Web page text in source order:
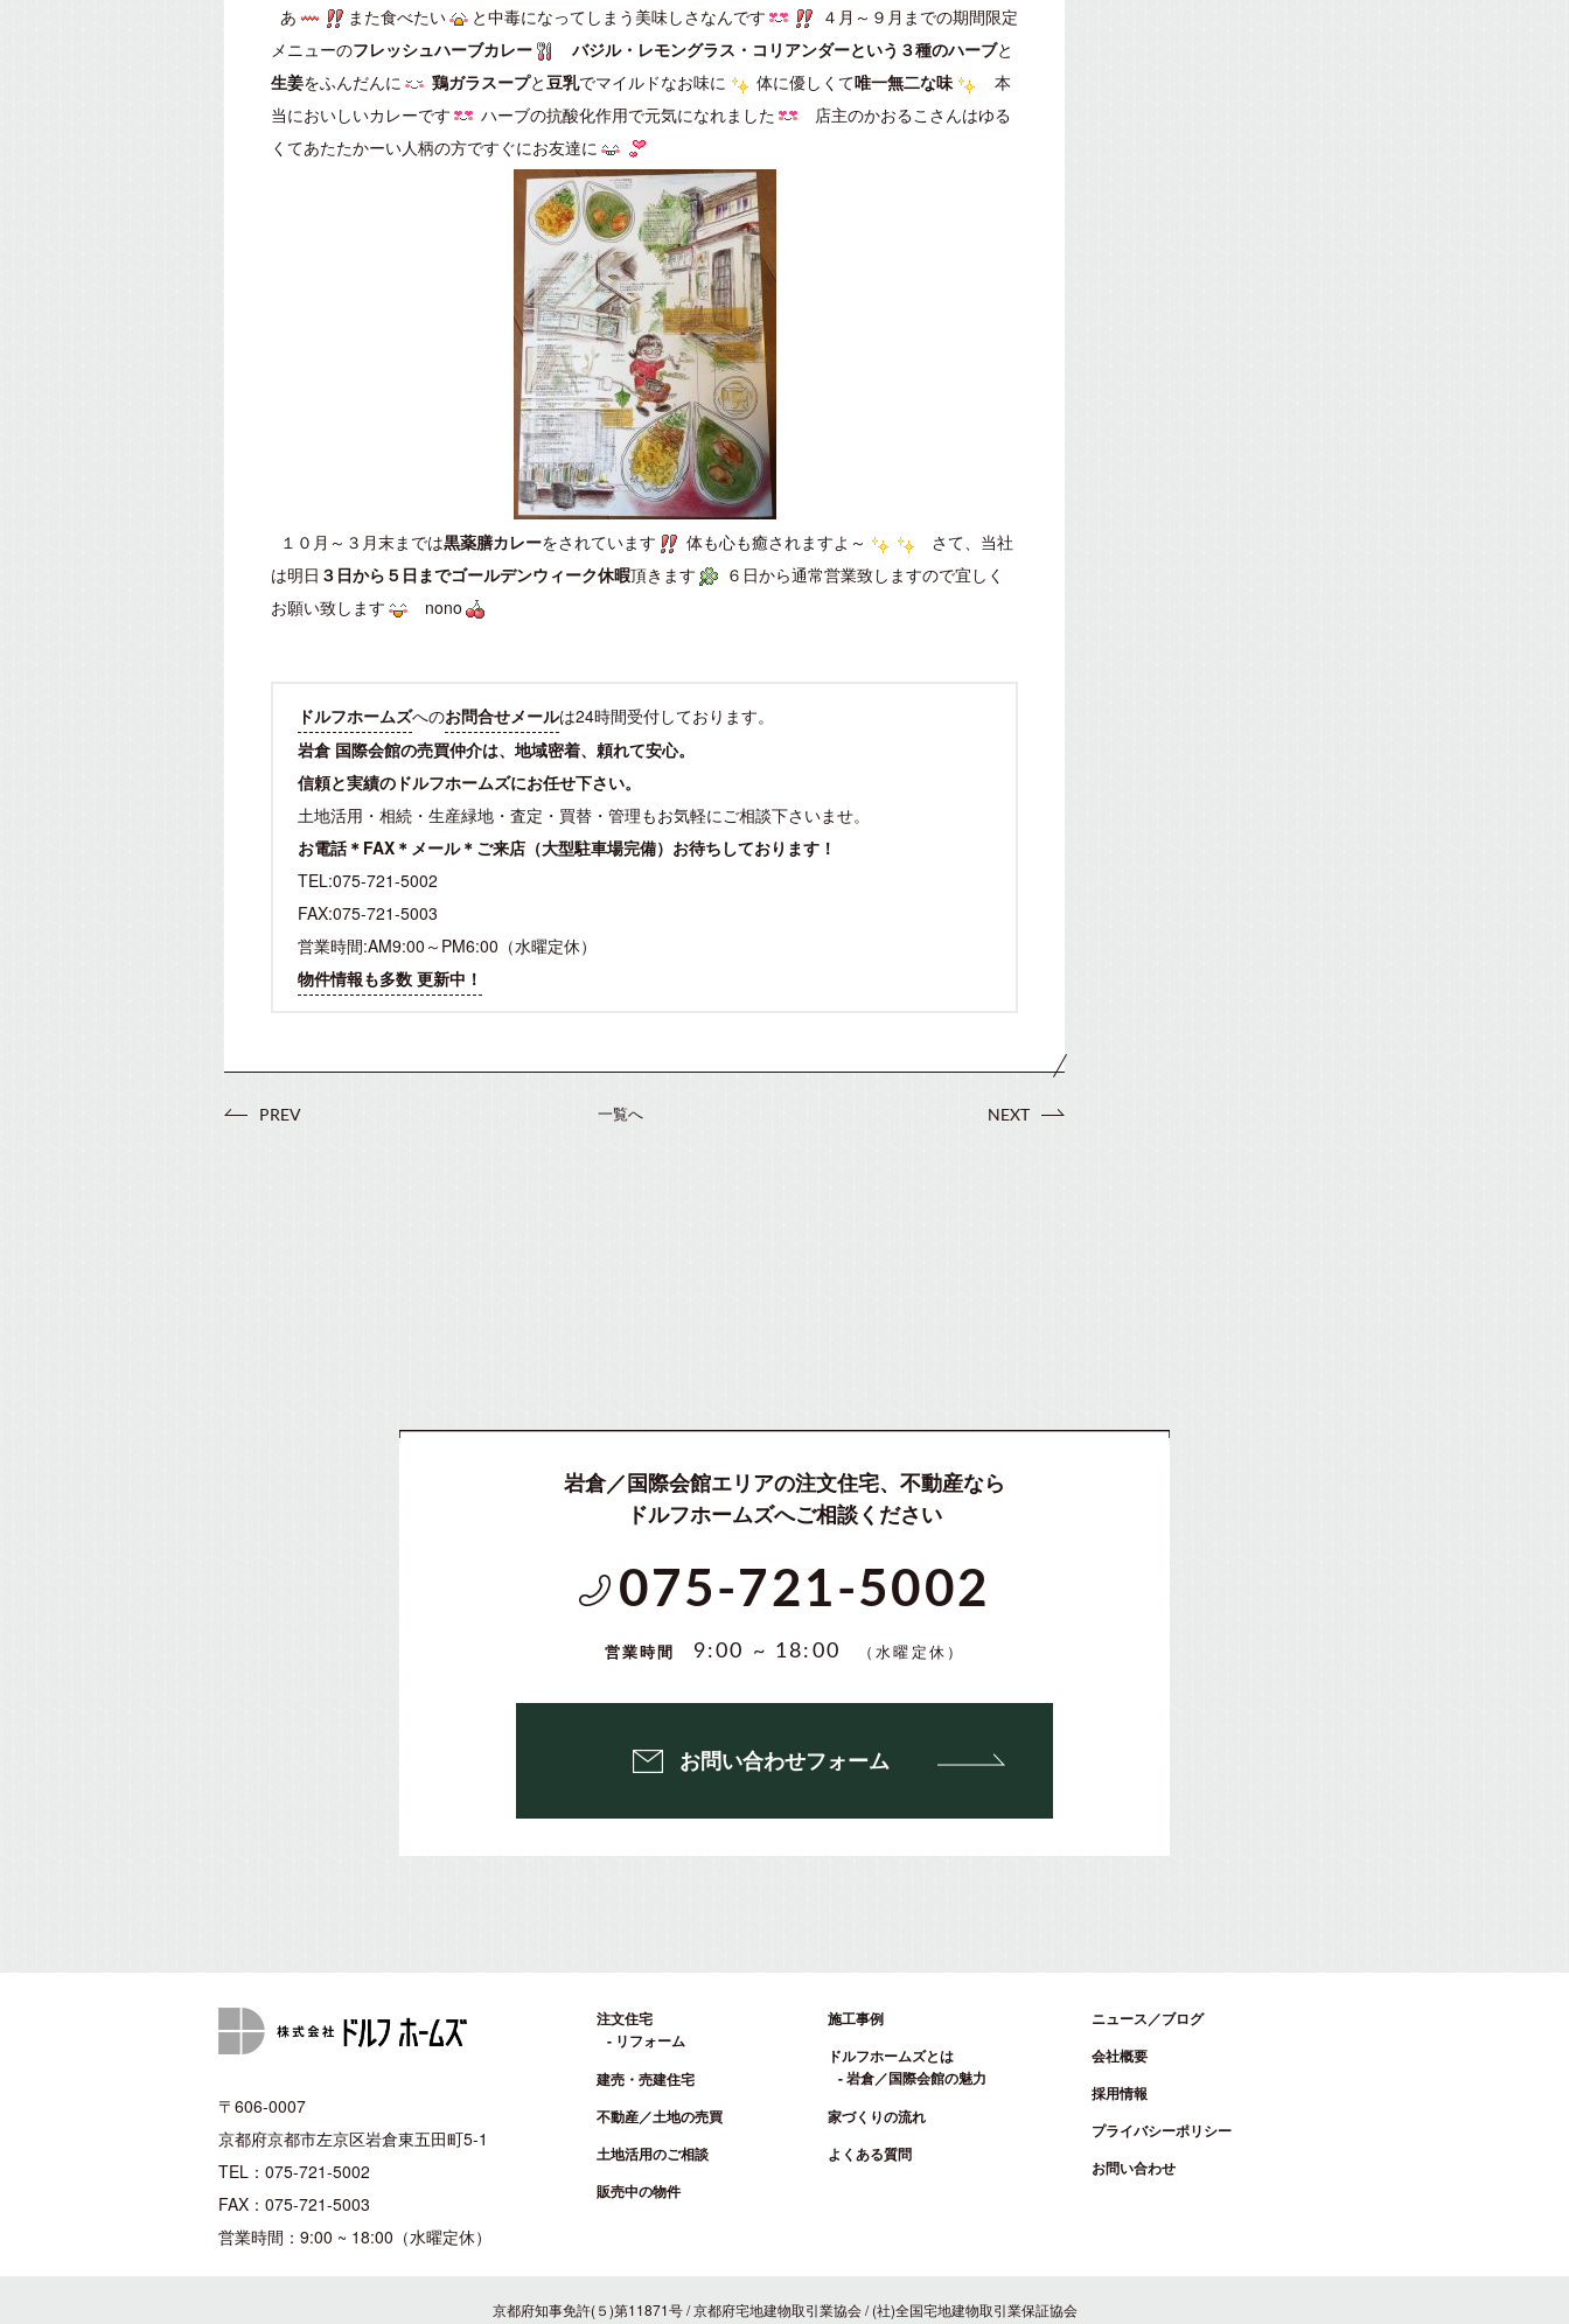
あ また食べたい と中毒になってしまう美味しさなんです
４月～９月までの期間限定
メニューのフレッシュハーブカレー バジル・レモングラス・コリアンダーという３種のハーブと
生姜をふんだんに 鶏ガラスープと豆乳でマイルドなお味に 体に優しくて唯一無二な味
本
当においしいカレーです
ハーブの抗酸化作用で元気になれました
店主のかおるこさんはゆる
くてあたたかーい人柄の方ですぐにお友達に
１０月～３月末までは黒薬膳カレーをされています 体も心も癒されますよ～
さて、当社
は明日 ３日から５日までゴールデンウィーク休暇頂きます
６日から通常営業致しますので宜しく
お願い致します
nono
ドルフホームズへのお問合せメールは24時間受付しております。
岩倉 国際会館の売買仲介は、地域密着、頼れて安心。
信頼と実績のドルフホームズにお任せ下さい。
土地活用・相続・生産緑地・査定・買替・管理もお気軽にご相談下さいませ。
お電話＊FAX＊メール＊ご来店（大型駐車場完備）お待ちしております！
TEL:075-721-5002
FAX:075-721-5003
営業時間:AM9:00～PM6:00（水曜定休）
物件情報も多数 更新中！
PREV 一覧へ NEXT
岩倉／国際会館エリアの注文住宅、不動産なら
ドルフホームズへご相談ください
075-721-5002
営業時間 9:00 ~ 18:00 （水曜定休）
お問い合わせフォーム
〒606-0007
京都府京都市左京区岩倉東五田町5-1
TEL：075-721-5002
FAX：075-721-5003
営業時間：9:00 ~ 18:00（水曜定休）
注文住宅
リフォーム
建売・売建住宅
不動産／土地の売買
土地活用のご相談
販売中の物件
施工事例
ドルフホームズとは
岩倉／国際会館の魅力
家づくりの流れ
よくある質問
ニュース／ブログ
会社概要
採用情報
プライバシーポリシー
お問い合わせ
京都府知事免許(５)第11871号/京都府宅地建物取引業協会/(社)全国宅地建物取引業保証協会